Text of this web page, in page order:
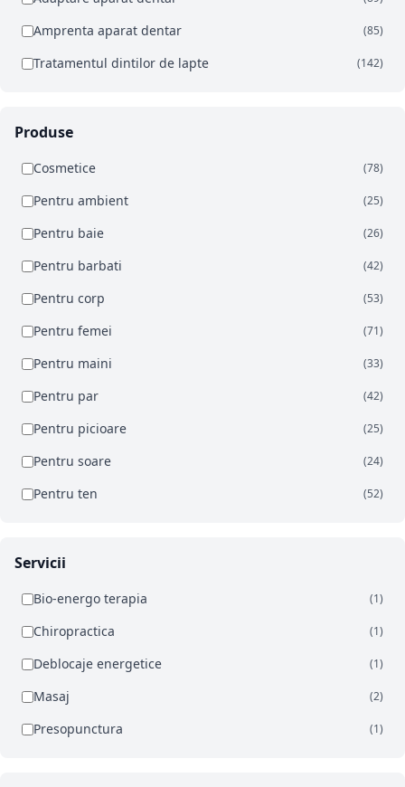
Amprenta aparat dentar (85)
Tratamentul dintilor de lapte (142)
Produse
Cosmetice (78)
Pentru ambient (25)
Pentru baie (26)
Pentru barbati (42)
Pentru corp (53)
Pentru femei (71)
Pentru maini (33)
Pentru par (42)
Pentru picioare (25)
Pentru soare (24)
Pentru ten (52)
Servicii
Bio-energo terapia (1)
Chiropractica (1)
Deblocaje energetice (1)
Masaj (2)
Presopunctura (1)